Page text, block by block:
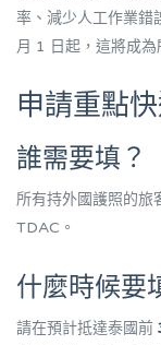
率、減少人工作業
月 1 日起，這將成為
申請重點
誰需要填？
所有持外國護照的旅
TDAC。
什麼時候要
請在預計抵達泰國前